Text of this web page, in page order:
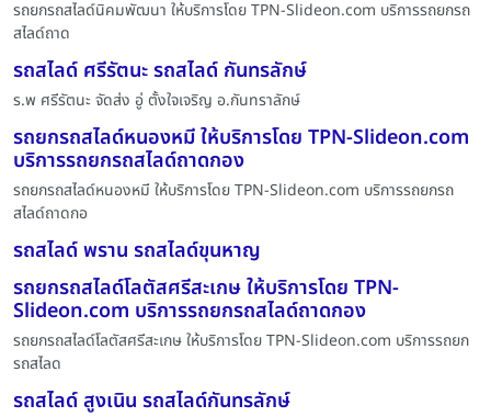
รถยกรถสไลด์นิคมพัฒนา ให้บริการโดย TPN-Slideon.com บริการรถยกรถ
สไลด์ถาด
รถสไลด์ ศรีรัตนะ รถสไลด์ กันทรลักษ์
ร.พ ศรีรัตนะ จัดส่ง อู่ ตั้งใจเจริญ อ.กันทราลักษ์
รถยกรถสไลด์หนองหมี ให้บริการโดย TPN-Slideon.com
บริการรถยกรถสไลด์ถาดกอง
รถยกรถสไลด์หนองหมี ให้บริการโดย TPN-Slideon.com บริการรถยกรถ
สไลด์ถาดกอ
รถสไลด์ พราน รถสไลด์ขุนหาญ
รถยกรถสไลด์โลตัสศรีสะเกษ ให้บริการโดย TPN-
Slideon.com บริการรถยกรถสไลด์ถาดกอง
รถยกรถสไลด์โลตัสศรีสะเกษ ให้บริการโดย TPN-Slideon.com บริการรถยก
รถสไลด
รถสไลด์ สูงเนิน รถสไลด์กันทรลักษ์